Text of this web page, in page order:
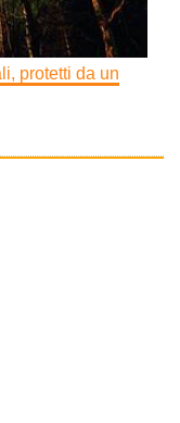
protetti da un